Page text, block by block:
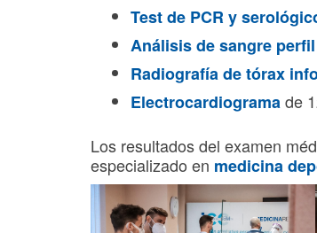
Test de PCR y
Análisis de sangre perfil
Radiografía de tórax
Electrocardiogramade
Los resultados del examen
especializado en medicina